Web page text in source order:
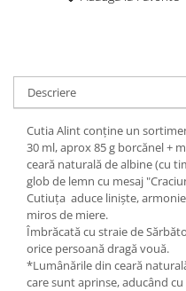
Descriere
Cutia Alint conține un
30 ml, aprox 85 g borcănel +
ceară naturală de albine (cu
glob de lemn cu mesaj
Cutiuța aduce liniște,
miros de miere.
Îmbrăcată cu straie de
orice persoană dragă vouă.
*Lumânările din ceară
care sunt aprinse, aducând